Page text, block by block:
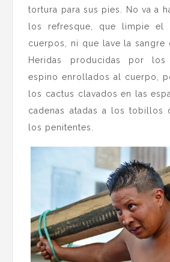
tortura para sus pies. No va a
los refresque, que limpie el
cuerpos, ni que lave la sangre
Heridas producidas por los
espino enrollados al cuerpo,
los cactus clavados en las
cadenas atadas a los tobillos
los penitentes.